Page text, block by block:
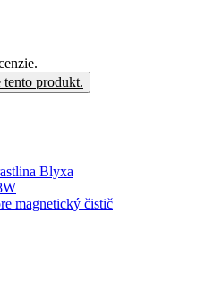
produkt.
Blyxa
magnetický čistič